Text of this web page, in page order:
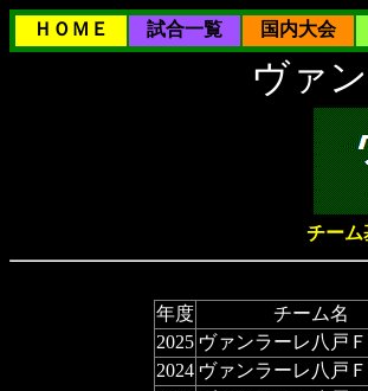
ＨＯＭＥ 試合一覧 国内大会
ヴァ
チーム
年度 チーム名
2025 ヴァンラーレ八戸Ｆ
2024 ヴァンラーレ八戸Ｆ